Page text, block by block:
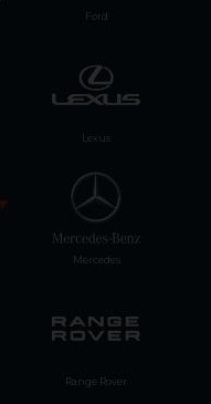
Ford
Range Rover
Mercedes
Lexus